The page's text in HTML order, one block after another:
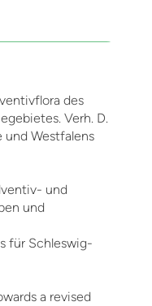
des
Verh. D.
und Westfalens
und
und
für Schleswig-
a revised